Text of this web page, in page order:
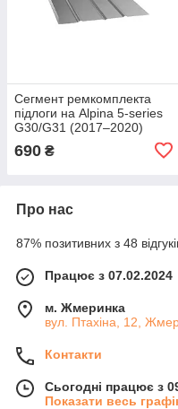
Сегмент ремкомплекта
підлоги на Alpina 5-series
G30/G31 (2017–2020)
690 ₴
Про нас
87% позитивних з 48
Працює з 07.02.2024
м. Жмеринка
вул. Птахіна, 12,
Контакти
Сьогодні працює з
Показати весь